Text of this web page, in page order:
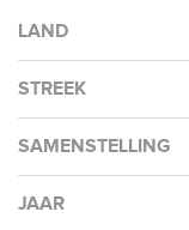
LAND
STREEK
SAMENSTELLING
JAAR